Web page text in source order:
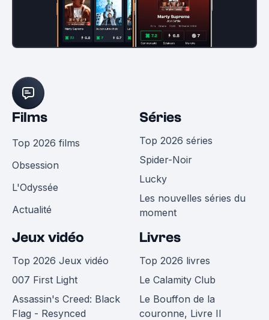
Films
Top 2026 films
Obsession
L'Odyssée
Actualité
Séries
Top 2026 séries
Spider-Noir
Lucky
Les nouvelles séries du
moment
Jeux vidéo
Top 2026 Jeux vidéo
007 First Light
Assassin's Creed: Black
Flag - Resynced
Livres
Top 2026 livres
Le Calamity Club
Le Bouffon de la
couronne, Livre II